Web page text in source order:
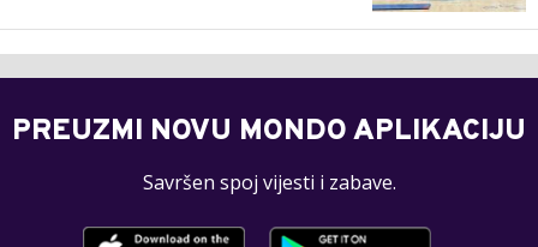
PREUZMI NOVU MONDO APLIKACIJU
Savršen spoj vijesti i zabave.